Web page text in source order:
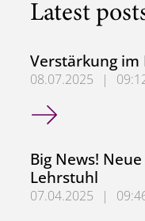
Latest
Verstärkung im
08.07.2025 |
Verstärkung im
Big News!
Lehrstuhl
07.04.2025 |